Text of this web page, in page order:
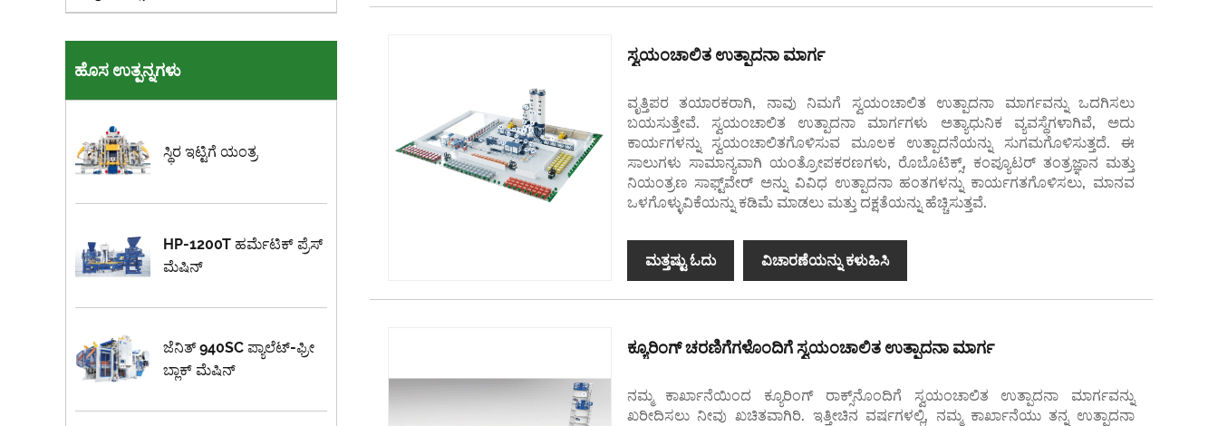
ಹೊಸ ಉತ್ಪನ್ನಗಳು
ಸ್ಥಿರ ಇಟ್ಟಿಗೆ ಯಂತ್ರ
HP-1200T ಹರ್ಮೆಟಿಕ್ ಪ್ರೆಸ್
ಮೆಷಿನ್
ಜೆನಿತ್ 940SC ಪ್ಯಾಲೆಟ್-ಫ್ರೀ
ಬ್ಲಾಕ್ ಮೆಷಿನ್
ಸ್ವಯಂಚಾಲಿತ ಉತ್ಪಾದನಾ ಮಾರ್ಗ
ವೃತ್ತಿಪರ ತಯಾರಕರಾಗಿ, ನಾವು ನಿಮಗೆ ಸ್ವಯಂಚಾಲಿತ ಉತ್ಪಾದನಾ ಮಾರ್ಗವನ್ನು ಒದಗಿಸಲು
ಬಯಸುತ್ತೇವೆ. ಸ್ವಯಂಚಾಲಿತ ಉತ್ಪಾದನಾ ಮಾರ್ಗಗಳು ಅತ್ಯಾಧುನಿಕ ವ್ಯವಸ್ಥೆಗಳಾಗಿವೆ, ಅದು
ಕಾರ್ಯಗಳನ್ನು ಸ್ವಯಂಚಾಲಿತಗೊಳಿಸುವ ಮೂಲಕ ಉತ್ಪಾದನೆಯನ್ನು ಸುಗಮಗೊಳಿಸುತ್ತದೆ. ಈ
ಸಾಲುಗಳು ಸಾಮಾನ್ಯವಾಗಿ ಯಂತ್ರೋಪಕರಣಗಳು, ರೊಬೊಟಿಕ್ಸ್, ಕಂಪ್ಯೂಟರ್ ತಂತ್ರಜ್ಞಾನ ಮತ್ತು
ನಿಯಂತ್ರಣ ಸಾಫ್ಟ್‌ವೇರ್ ಅನ್ನು ವಿವಿಧ ಉತ್ಪಾದನಾ ಹಂತಗಳನ್ನು ಕಾರ್ಯಗತಗೊಳಿಸಲು, ಮಾನವ
ಒಳಗೊಳ್ಳುವಿಕೆಯನ್ನು ಕಡಿಮೆ ಮಾಡಲು ಮತ್ತು ದಕ್ಷತೆಯನ್ನು ಹೆಚ್ಚಿಸುತ್ತವೆ.
ಮತ್ತಷ್ಟು ಓದು ವಿಚಾರಣೆಯನ್ನು ಕಳುಹಿಸಿ
ಕ್ಯೂರಿಂಗ್ ಚರಣಿಗೆಗಳೊಂದಿಗೆ ಸ್ವಯಂಚಾಲಿತ ಉತ್ಪಾದನಾ ಮಾರ್ಗ
ನಮ್ಮ ಕಾರ್ಖಾನೆಯಿಂದ ಕ್ಯೂರಿಂಗ್ ರಾಕ್ಸ್‌ನೊಂದಿಗೆ ಸ್ವಯಂಚಾಲಿತ ಉತ್ಪಾದನಾ ಮಾರ್ಗವನ್ನು
ಖರೀದಿಸಲು ನೀವು ಖಚಿತವಾಗಿರಿ. ಇತ್ತೀಚಿನ ವರ್ಷಗಳಲ್ಲಿ, ನಮ್ಮ ಕಾರ್ಖಾನೆಯು ತನ್ನ ಉತ್ಪಾದನಾ